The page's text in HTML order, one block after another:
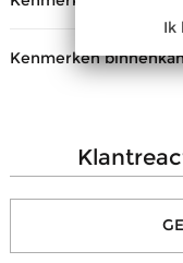
Kenmerken
Aantal compartimenten
Aantal zakjes met
Ik